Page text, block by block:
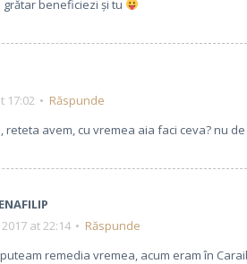
grătar beneficiezi și tu
17:02
Răspunde
reteta avem, cu vremea aia faci ceva? nu
at 22:14
Răspunde
remedia vremea, acum eram în